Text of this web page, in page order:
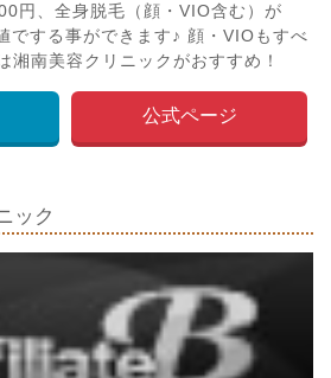
円、全身脱毛（顔・VIO含む）が
でする事ができます♪ 顔・VIOもすべ
湘南美容クリニックがおすすめ！
公式ページ
ック